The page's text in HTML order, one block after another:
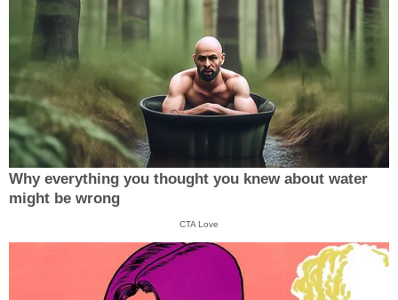
Why everything you thought you knew about water
might be wrong
CTA Love